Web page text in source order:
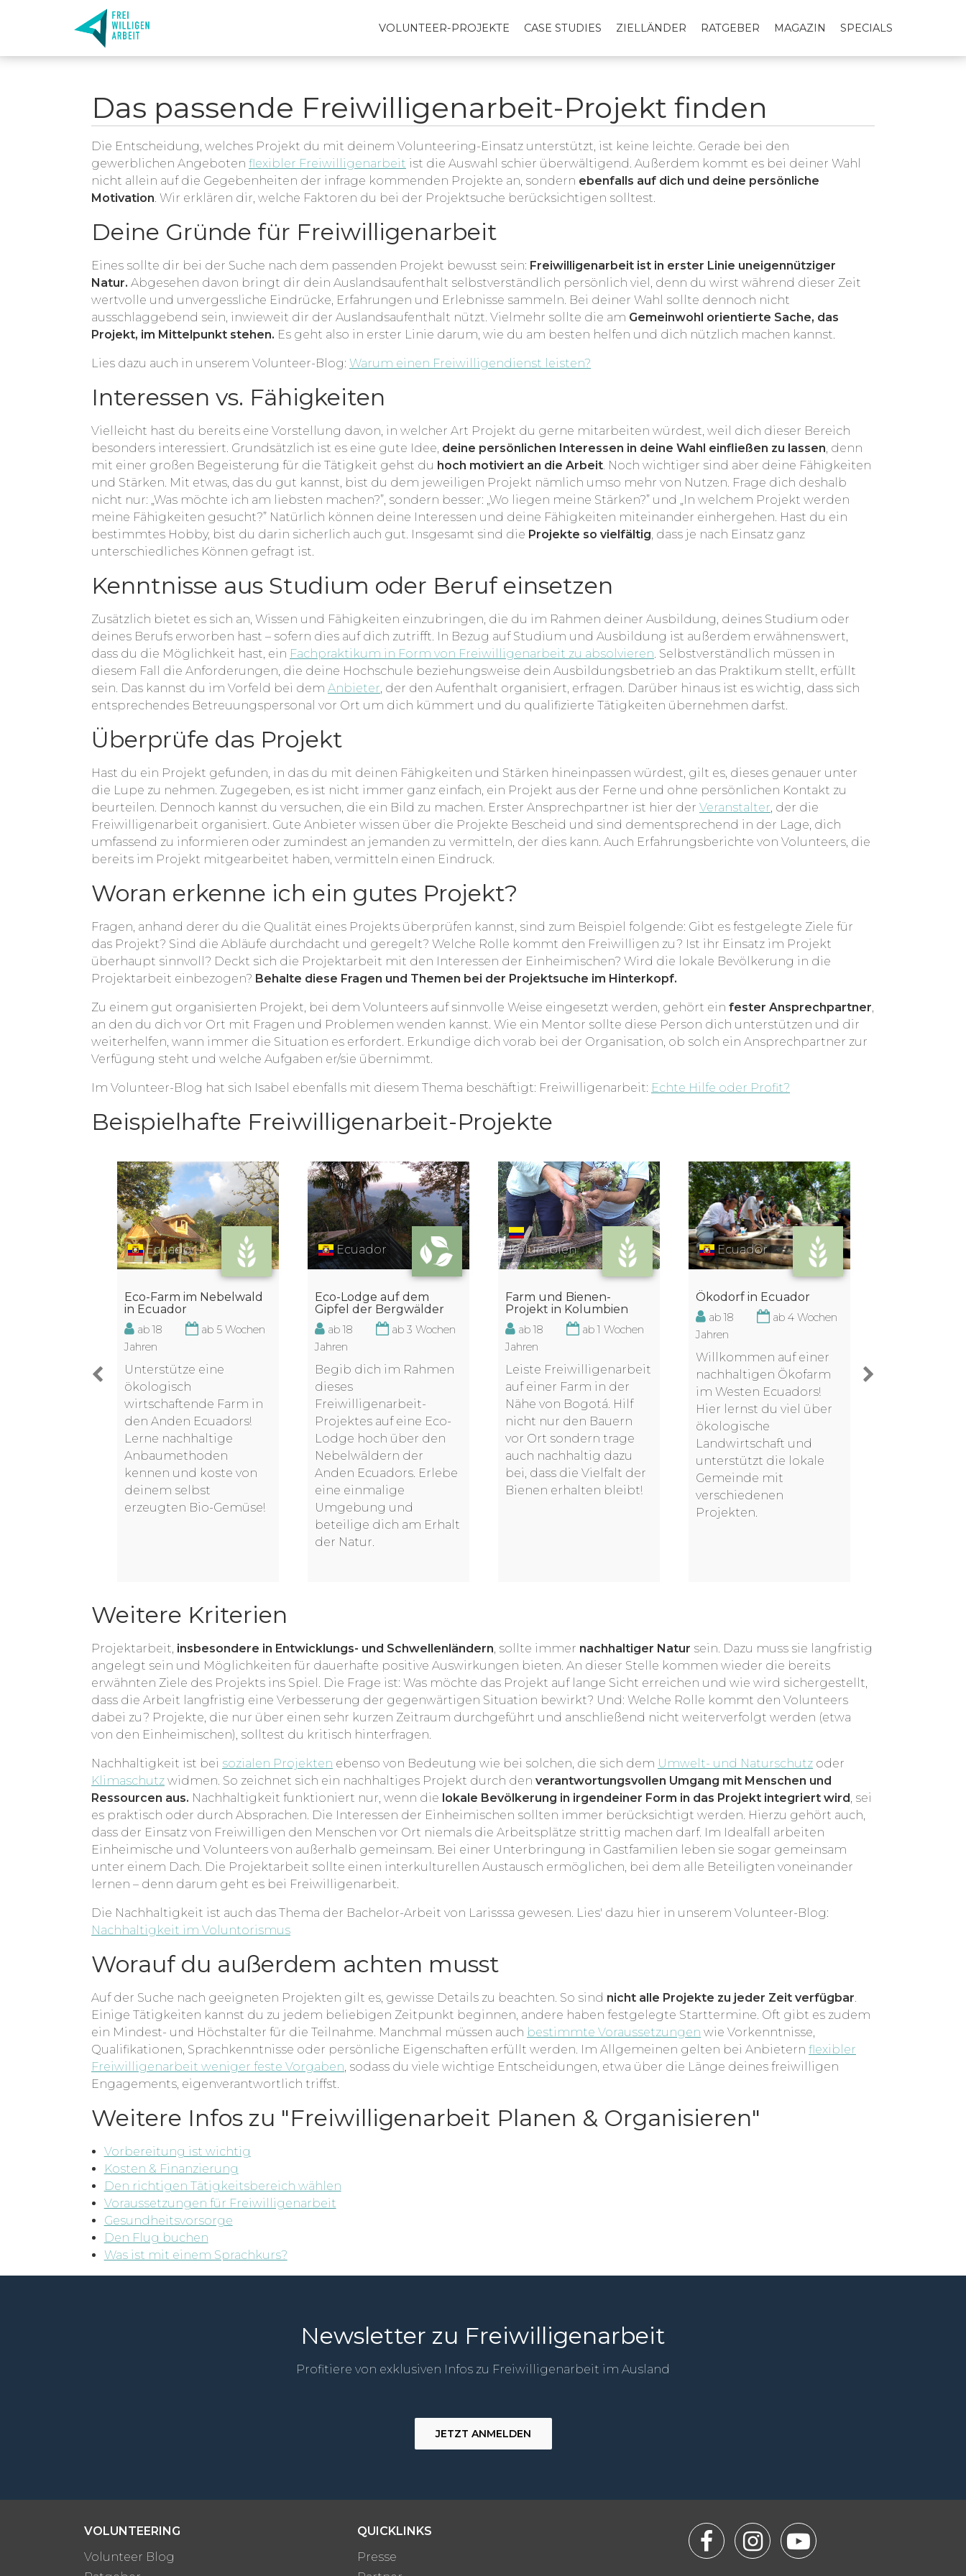
VOLUNTEER-PROJEKTE CASE STUDIES ZIELLÄNDER RATGEBER MAGAZIN SPECIALS
Das passende Freiwilligenarbeit-Projekt finden
Die Entscheidung, welches Projekt du mit deinem Volunteering-Einsatz unterstützt, ist keine leichte. Gerade bei den
gewerblichen Angeboten flexibler Freiwilligenarbeit ist die Auswahl schier überwältigend. Außerdem kommt es bei deiner Wahl
nicht allein auf die Gegebenheiten der infrage kommenden Projekte an, sondern ebenfalls auf dich und deine persönliche
Motivation. Wir erklären dir, welche Faktoren du bei der Projektsuche berücksichtigen solltest.
Deine Gründe für Freiwilligenarbeit
Eines sollte dir bei der Suche nach dem passenden Projekt bewusst sein: Freiwilligenarbeit ist in erster Linie uneigennütziger
Natur. Abgesehen davon bringt dir dein Auslandsaufenthalt selbstverständlich persönlich viel, denn du wirst während dieser Zeit
wertvolle und unvergessliche Eindrücke, Erfahrungen und Erlebnisse sammeln. Bei deiner Wahl sollte dennoch nicht
ausschlaggebend sein, inwieweit dir der Auslandsaufenthalt nützt. Vielmehr sollte die am Gemeinwohl orientierte Sache, das
Projekt, im Mittelpunkt stehen. Es geht also in erster Linie darum, wie du am besten helfen und dich nützlich machen kannst.
Lies dazu auch in unserem Volunteer-Blog: Warum einen Freiwilligendienst leisten?
Interessen vs. Fähigkeiten
Vielleicht hast du bereits eine Vorstellung davon, in welcher Art Projekt du gerne mitarbeiten würdest, weil dich dieser Bereich
besonders interessiert. Grundsätzlich ist es eine gute Idee, deine persönlichen Interessen in deine Wahl einfließen zu lassen, denn
mit einer großen Begeisterung für die Tätigkeit gehst du hoch motiviert an die Arbeit. Noch wichtiger sind aber deine Fähigkeiten
und Stärken. Mit etwas, das du gut kannst, bist du dem jeweiligen Projekt nämlich umso mehr von Nutzen. Frage dich deshalb
nicht nur: „Was möchte ich am liebsten machen?”, sondern besser: „Wo liegen meine Stärken?” und „In welchem Projekt werden
meine Fähigkeiten gesucht?” Natürlich können deine Interessen und deine Fähigkeiten miteinander einhergehen. Hast du ein
bestimmtes Hobby, bist du darin sicherlich auch gut. Insgesamt sind die Projekte so vielfältig, dass je nach Einsatz ganz
unterschiedliches Können gefragt ist.
Kenntnisse aus Studium oder Beruf einsetzen
Zusätzlich bietet es sich an, Wissen und Fähigkeiten einzubringen, die du im Rahmen deiner Ausbildung, deines Studium oder
deines Berufs erworben hast – sofern dies auf dich zutrifft. In Bezug auf Studium und Ausbildung ist außerdem erwähnenswert,
dass du die Möglichkeit hast, ein Fachpraktikum in Form von Freiwilligenarbeit zu absolvieren. Selbstverständlich müssen in
diesem Fall die Anforderungen, die deine Hochschule beziehungsweise dein Ausbildungsbetrieb an das Praktikum stellt, erfüllt
sein. Das kannst du im Vorfeld bei dem Anbieter, der den Aufenthalt organisiert, erfragen. Darüber hinaus ist es wichtig, dass sich
entsprechendes Betreuungspersonal vor Ort um dich kümmert und du qualifizierte Tätigkeiten übernehmen darfst.
Überprüfe das Projekt
Hast du ein Projekt gefunden, in das du mit deinen Fähigkeiten und Stärken hineinpassen würdest, gilt es, dieses genauer unter
die Lupe zu nehmen. Zugegeben, es ist nicht immer ganz einfach, ein Projekt aus der Ferne und ohne persönlichen Kontakt zu
beurteilen. Dennoch kannst du versuchen, die ein Bild zu machen. Erster Ansprechpartner ist hier der Veranstalter, der die
Freiwilligenarbeit organisiert. Gute Anbieter wissen über die Projekte Bescheid und sind dementsprechend in der Lage, dich
umfassend zu informieren oder zumindest an jemanden zu vermitteln, der dies kann. Auch Erfahrungsberichte von Volunteers, die
bereits im Projekt mitgearbeitet haben, vermitteln einen Eindruck.
Woran erkenne ich ein gutes Projekt?
Fragen, anhand derer du die Qualität eines Projekts überprüfen kannst, sind zum Beispiel folgende: Gibt es festgelegte Ziele für
das Projekt? Sind die Abläufe durchdacht und geregelt? Welche Rolle kommt den Freiwilligen zu? Ist ihr Einsatz im Projekt
überhaupt sinnvoll? Deckt sich die Projektarbeit mit den Interessen der Einheimischen? Wird die lokale Bevölkerung in die
Projektarbeit einbezogen? Behalte diese Fragen und Themen bei der Projektsuche im Hinterkopf.
Zu einem gut organisierten Projekt, bei dem Volunteers auf sinnvolle Weise eingesetzt werden, gehört ein fester Ansprechpartner,
an den du dich vor Ort mit Fragen und Problemen wenden kannst. Wie ein Mentor sollte diese Person dich unterstützen und dir
weiterhelfen, wann immer die Situation es erfordert. Erkundige dich vorab bei der Organisation, ob solch ein Ansprechpartner zur
Verfügung steht und welche Aufgaben er/sie übernimmt.
Im Volunteer-Blog hat sich Isabel ebenfalls mit diesem Thema beschäftigt: Freiwilligenarbeit: Echte Hilfe oder Profit?
Beispielhafte Freiwilligenarbeit-Projekte
Ecuador
Eco-Farm im Nebelwald
in Ecuador
ab 18
Jahren
ab 5 Wochen
Unterstütze eine
ökologisch
wirtschaftende Farm in
den Anden Ecuadors!
Lerne nachhaltige
Anbaumethoden
kennen und koste von
deinem selbst
erzeugten Bio-Gemüse!
Ecuador
Eco-Lodge auf dem
Gipfel der Bergwälder
ab 18
Jahren
ab 3 Wochen
Begib dich im Rahmen
dieses
Freiwilligenarbeit-
Projektes auf eine Eco-
Lodge hoch über den
Nebelwäldern der
Anden Ecuadors. Erlebe
eine einmalige
Umgebung und
beteilige dich am Erhalt
der Natur.
Kolumbien
Farm und Bienen-
Projekt in Kolumbien
ab 18
Jahren
ab 1 Wochen
Leiste Freiwilligenarbeit
auf einer Farm in der
Nähe von Bogotá. Hilf
nicht nur den Bauern
vor Ort sondern trage
auch nachhaltig dazu
bei, dass die Vielfalt der
Bienen erhalten bleibt!
Ecuador
Ökodorf in Ecuador
ab 18
Jahren
ab 4 Wochen
Willkommen auf einer
nachhaltigen Ökofarm
im Westen Ecuadors!
Hier lernst du viel über
ökologische
Landwirtschaft und
unterstützt die lokale
Gemeinde mit
verschiedenen
Projekten.
Weitere Kriterien
Projektarbeit, insbesondere in Entwicklungs- und Schwellenländern, sollte immer nachhaltiger Natur sein. Dazu muss sie langfristig
angelegt sein und Möglichkeiten für dauerhafte positive Auswirkungen bieten. An dieser Stelle kommen wieder die bereits
erwähnten Ziele des Projekts ins Spiel. Die Frage ist: Was möchte das Projekt auf lange Sicht erreichen und wie wird sichergestellt,
dass die Arbeit langfristig eine Verbesserung der gegenwärtigen Situation bewirkt? Und: Welche Rolle kommt den Volunteers
dabei zu? Projekte, die nur über einen sehr kurzen Zeitraum durchgeführt und anschließend nicht weiterverfolgt werden (etwa
von den Einheimischen), solltest du kritisch hinterfragen.
Nachhaltigkeit ist bei sozialen Projekten ebenso von Bedeutung wie bei solchen, die sich dem Umwelt- und Naturschutz oder
Klimaschutz widmen. So zeichnet sich ein nachhaltiges Projekt durch den verantwortungsvollen Umgang mit Menschen und
Ressourcen aus. Nachhaltigkeit funktioniert nur, wenn die lokale Bevölkerung in irgendeiner Form in das Projekt integriert wird, sei
es praktisch oder durch Absprachen. Die Interessen der Einheimischen sollten immer berücksichtigt werden. Hierzu gehört auch,
dass der Einsatz von Freiwilligen den Menschen vor Ort niemals die Arbeitsplätze strittig machen darf. Im Idealfall arbeiten
Einheimische und Volunteers von außerhalb gemeinsam. Bei einer Unterbringung in Gastfamilien leben sie sogar gemeinsam
unter einem Dach. Die Projektarbeit sollte einen interkulturellen Austausch ermöglichen, bei dem alle Beteiligten voneinander
lernen – denn darum geht es bei Freiwilligenarbeit.
Die Nachhaltigkeit ist auch das Thema der Bachelor-Arbeit von Larisssa gewesen. Lies' dazu hier in unserem Volunteer-Blog:
Nachhaltigkeit im Voluntorismus
Worauf du außerdem achten musst
Auf der Suche nach geeigneten Projekten gilt es, gewisse Details zu beachten. So sind nicht alle Projekte zu jeder Zeit verfügbar.
Einige Tätigkeiten kannst du zu jedem beliebigen Zeitpunkt beginnen, andere haben festgelegte Starttermine. Oft gibt es zudem
ein Mindest- und Höchstalter für die Teilnahme. Manchmal müssen auch bestimmte Voraussetzungen wie Vorkenntnisse,
Qualifikationen, Sprachkenntnisse oder persönliche Eigenschaften erfüllt werden. Im Allgemeinen gelten bei Anbietern flexibler
Freiwilligenarbeit weniger feste Vorgaben, sodass du viele wichtige Entscheidungen, etwa über die Länge deines freiwilligen
Engagements, eigenverantwortlich triffst.
Weitere Infos zu "Freiwilligenarbeit Planen & Organisieren"
Vorbereitung ist wichtig
Kosten & Finanzierung
Den richtigen Tätigkeitsbereich wählen
Voraussetzungen für Freiwilligenarbeit
Gesundheitsvorsorge
Den Flug buchen
Was ist mit einem Sprachkurs?
Newsletter zu Freiwilligenarbeit
Profitiere von exklusiven Infos zu Freiwilligenarbeit im Ausland
JETZT ANMELDEN
VOLUNTEERING
Volunteer Blog
QUICKLINKS
Presse